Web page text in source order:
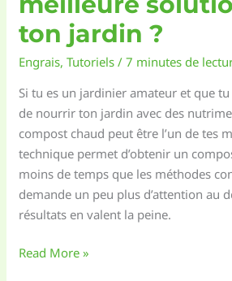
ton jardin ?
Engrais,Tutoriels /7 minutes de
Si tu es un jardinier amateur et que
de nourrir ton jardin avec des
compost chaud peut être l’un de tes
technique permet d’obtenir un
moins de temps que les méthodes
demande un peu plus d’attention au
résultats en valent la peine.
Irrigation
Read More »